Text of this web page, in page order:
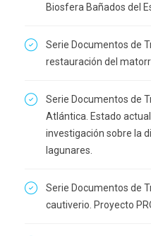
Biosfera Bañados del
Serie Documentos de
restauración del
Serie Documentos de
Atlántica. Estado
investigación sobre la
lagunares.
Serie Documentos de
cautiverio. Proyecto